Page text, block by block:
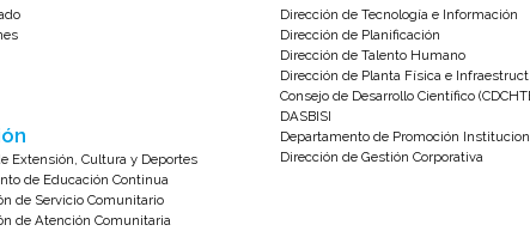
Extensión, Cultura y Deportes
de Educación Continua
de Servicio Comunitario
de Atención Comunitaria
Dirección de Tecnología e Información
Dirección de Planificación
Dirección de Talento Humano
Dirección de Planta Física e
Consejo de Desarrollo Científico
DASBISI
Departamento de Promoción
Dirección de Gestión Corporativa